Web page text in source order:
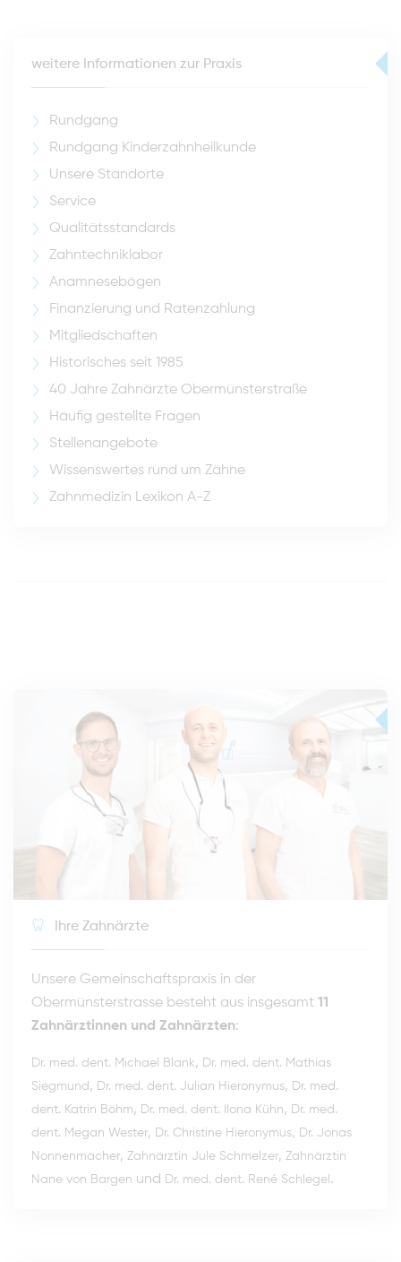
weitere Informationen zur Praxis
Rundgang
Rundgang Kinderzahnheilkunde
Unsere Standorte
Service
Qualitätsstandards
Zahntechniklabor
Anamnesebögen
Finanzierung und Ratenzahlung
Mitgliedschaften
Historisches seit 1985
40 Jahre Zahnärzte Obermünsterstraße
Häufig gestellte Fragen
Stellenangebote
Wissenswertes rund um Zähne
Zahnmedizin Lexikon A-Z
Ihre Zahnärzte
Unsere Gemeinschaftspraxis in der
Obermünsterstrasse besteht aus insgesamt 11
Zahnärztinnen und Zahnärzten:
Dr. med. dent. Michael Blank, Dr. med. dent. Mathias
Siegmund , Dr. med. dent. Julian Hieronymus, Dr. med.
dent. Katrin Böhm, Dr. med. dent. Ilona Kühn, Dr. med.
dent. Megan Wester, Dr. Christine Hieronymus, Dr. Jonas
Nonnenmacher, Zahnärztin Jule Schmelzer, Zahnärztin
Nane von Bargen und Dr. med. dent. René Schlegel .